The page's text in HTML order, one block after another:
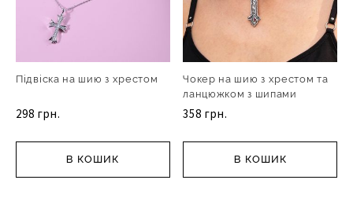
Підвіска на шию з хрестом
298 грн.
В КОШИК
Чокер на шию з хрестом та
ланцюжком з шипами
358 грн.
В КОШИК